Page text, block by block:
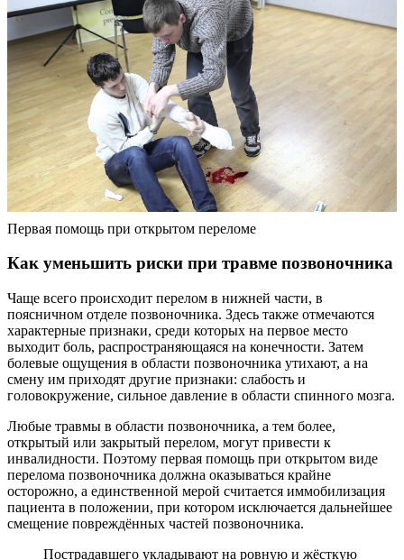
Первая помощь при открытом переломе
Как уменьшить риски при травме позвоночника
Чаще всего происходит перелом в нижней части, в
поясничном отделе позвоночника. Здесь также отмечаются
характерные признаки, среди которых на первое место
выходит боль, распространяющаяся на конечности. Затем
болевые ощущения в области позвоночника утихают, а на
смену им приходят другие признаки: слабость и
головокружение, сильное давление в области спинного мозга.
Любые травмы в области позвоночника, а тем более,
открытый или закрытый перелом, могут привести к
инвалидности. Поэтому первая помощь при открытом виде
перелома позвоночника должна оказываться крайне
осторожно, а единственной мерой считается иммобилизация
пациента в положении, при котором исключается дальнейшее
смещение повреждённых частей позвоночника.
Пострадавшего укладывают на ровную и жёсткую